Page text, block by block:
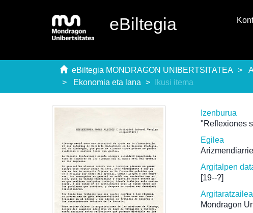
eBiltegia
eBiltegia MONDRAGON UNIBERTSITATEA
Ekonomia eta lana
Ikusi itema
Izenburua
"Reflexiones
Egilea
Argitalpen
[19--?]
Argitaratzailea
Mondragon